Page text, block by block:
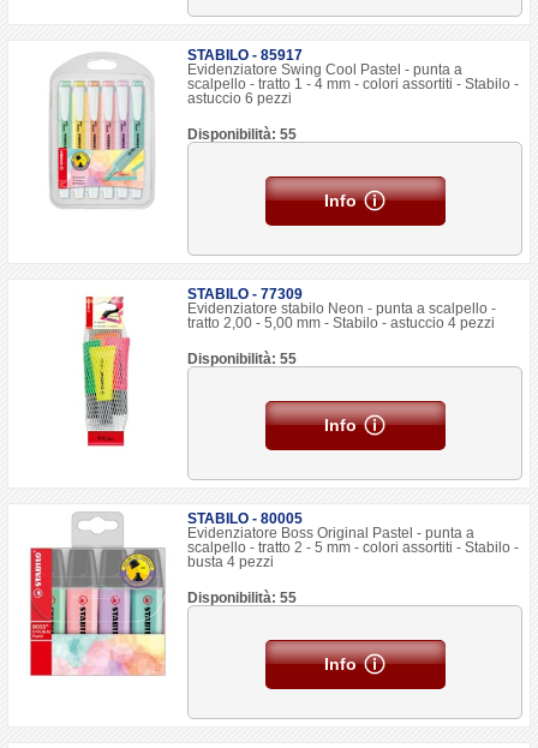
STABILO - 85917
Evidenziatore Swing Cool Pastel - punta a
scalpello - tratto 1 - 4 mm - colori assortiti - Stabilo -
astuccio 6 pezzi
Disponibilità: 55
Info
STABILO - 77309
Evidenziatore stabilo Neon - punta a scalpello -
tratto 2,00 - 5,00 mm - Stabilo - astuccio 4 pezzi
Disponibilità: 55
Info
STABILO - 80005
Evidenziatore Boss Original Pastel - punta a
scalpello - tratto 2 - 5 mm - colori assortiti - Stabilo -
busta 4 pezzi
Disponibilità: 55
Info